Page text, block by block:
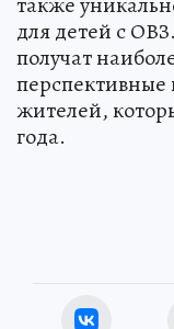
для детей с
получат
жителей,
года.